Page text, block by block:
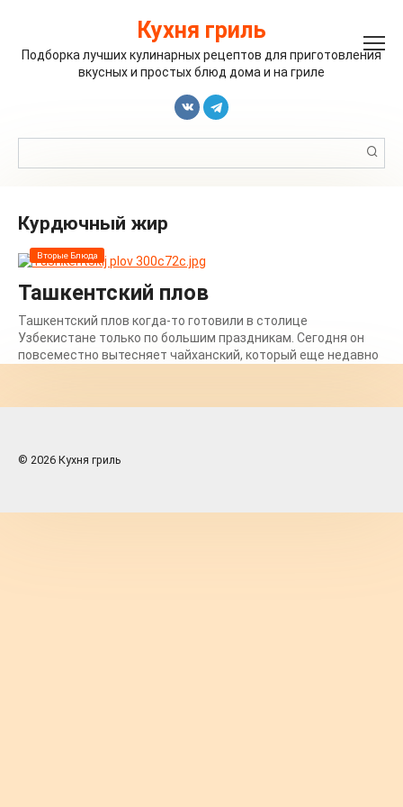
Кухня гриль
Подборка лучших кулинарных рецептов для приготовления
вкусных и простых блюд дома и на гриле
курдючный жир
Вторые Блюда
Ташкентский плов
Ташкентский плов когда-то готовили в столице
Узбекистане только по большим праздникам. Сегодня он
повсеместно вытесняет чайханский, который еще недавно
© 2026 Кухня гриль